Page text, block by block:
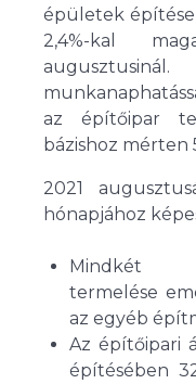
épületek építése
2,4%-kal
az építőipar
bázishoz mérten
2021
hónapjához
Mindkét
termelése
az egyéb
Az építőipari
építésében